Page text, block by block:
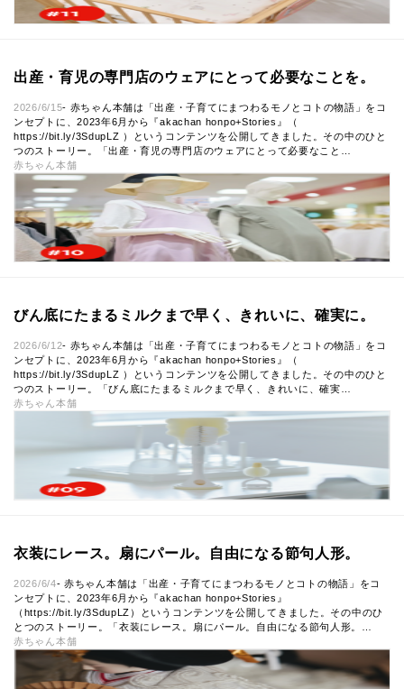
出産・育児の専門店のウェアにとって必要なことを。
2026/6/15- 赤ちゃん本舗は「出産・子育てにまつわるモノとコトの物語」をコ
ンセプトに、2023年6月から『akachan honpo+Stories』（
https://bit.ly/3SdupLZ ）というコンテンツを公開してきました。その中のひと
つのストーリー。「出産・育児の専門店のウェアにとって必要なこと…
赤ちゃん本舗
びん底にたまるミルクまで早く、きれいに、確実に。
2026/6/12- 赤ちゃん本舗は「出産・子育てにまつわるモノとコトの物語」をコ
ンセプトに、2023年6月から『akachan honpo+Stories』（
https://bit.ly/3SdupLZ ）というコンテンツを公開してきました。その中のひと
つのストーリー。「びん底にたまるミルクまで早く、きれいに、確実…
赤ちゃん本舗
衣装にレース。扇にパール。自由になる節句人形。
2026/6/4- 赤ちゃん本舗は「出産・子育てにまつわるモノとコトの物語」をコ
ンセプトに、2023年6月から『akachan honpo+Stories』
（https://bit.ly/3SdupLZ）というコンテンツを公開してきました。その中のひ
とつのストーリー。「衣装にレース。扇にパール。自由になる節句人形。…
赤ちゃん本舗